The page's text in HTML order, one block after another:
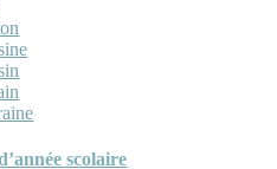
scolaire